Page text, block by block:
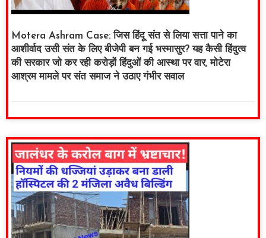
Motera Ashram Case: जिस हिंदू संत से लिया सत्ता पाने का
आशीर्वाद उसी संत के लिए बीजेपी बन गई भस्मासुर? यह कैसी हिंदुत्व
की सरकार जो कर रही करोड़ों हिंदुओं की आस्था पर वार, मोटेरा
आश्रम मामले पर संत समाज ने उठाए गंभीर सवाल